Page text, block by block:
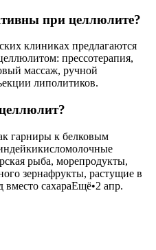
при целлюлите?
клиниках предлагаются
прессотерапия,
массаж, ручной
липолитиков.
гарниры к белковым
рыба, морепродукты,
зернафрукты, растущие в
сахараЕщё•2 апр.